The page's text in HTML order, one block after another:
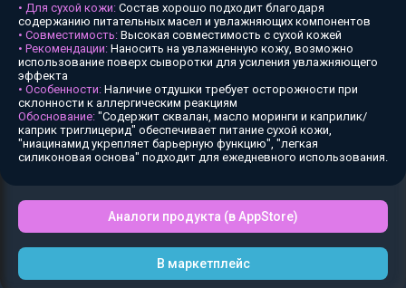
• Для сухой кожи: Состав хорошо подходит благодаря
содержанию питательных масел и увлажняющих компонентов
• Совместимость: Высокая совместимость с сухой кожей
• Рекомендации: Наносить на увлажненную кожу, возможно
использование поверх сыворотки для усиления увлажняющего
эффекта
• Особенности: Наличие отдушки требует осторожности при
склонности к аллергическим реакциям
Обоснование: "Содержит сквалан, масло моринги и каприлик/
каприк триглицерид" обеспечивает питание сухой кожи,
"ниацинамид укрепляет барьерную функцию", "легкая
силиконовая основа" подходит для ежедневного использования.
Аналоги продукта (в AppStore)
В маркетплейс